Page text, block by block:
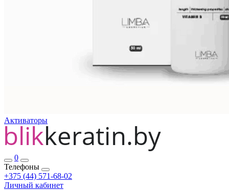
Активаторы
0
Телефоны
+375 (44) 571-68-02
Личный кабинет